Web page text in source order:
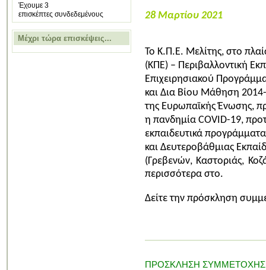
Έχουμε 3
επισκέπτες συνδεδεμένους
Μέχρι τώρα επισκέψεις...
28 Μαρτίου 2021
Το Κ.Π.Ε. Μελίτης, στο
(ΚΠΕ) – Περιβαλλοντική
Επιχειρησιακού
και Δια Βίου Μάθηση
της Ευρωπαϊκής Ένωσης,
η πανδημία COVID-19,
εκπαιδευτικά
και Δευτεροβάθμιας
(Γρεβενών, Καστοριάς,
περισσότερα στο.
Δείτε την πρόσκληση
ΠΡΟΣΚΛΗΣΗ ΣΥΜΜΕΤΟΧΗΣ